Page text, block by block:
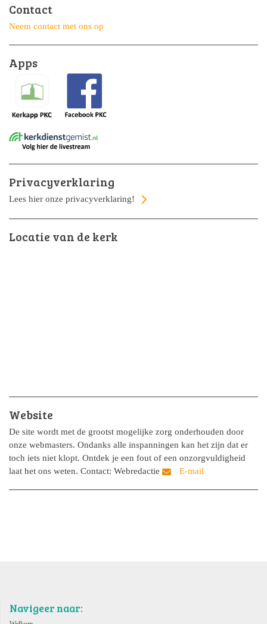
Contact
Neem contact met ons op
Apps
Privacyverklaring
Lees hier onze privacyverklaring!
Locatie van de kerk
Website
De site wordt met de grootst mogelijke zorg onderhouden door
onze webmasters. Ondanks alle inspanningen kan het zijn dat er
toch iets niet klopt. Ontdek je een fout of een onzorgvuldigheid
laat het ons weten. Contact: Webredactie
Navigeer naar: